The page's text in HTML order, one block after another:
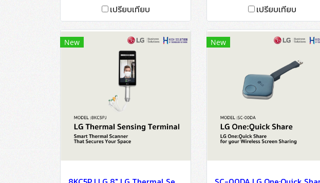
เปรียบเทียบ
เปรียบเทียบ
New New